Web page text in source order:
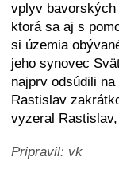
vplyv
ktorá sa aj s
si územia
jeho synovec
najprv odsúdili
Rastislav
vyzeral
Pripravil: vk